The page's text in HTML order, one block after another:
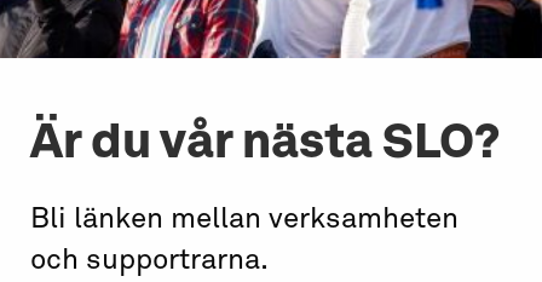
Är du vår nästa SLO?
Bli länken mellan verksamheten
och supportrarna.